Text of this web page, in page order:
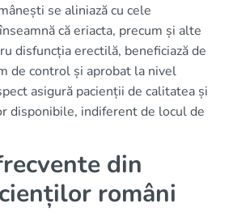
se aliniază cu cele
că eriacta, precum și alte
disfuncția erectilă, beneficiază de
de control și aprobat la nivel
asigură pacienții de calitatea și
disponibile, indiferent de locul de
din
români